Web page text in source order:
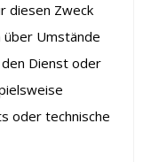
diesen Zweck
über Umstände
Dienst oder
oder technische